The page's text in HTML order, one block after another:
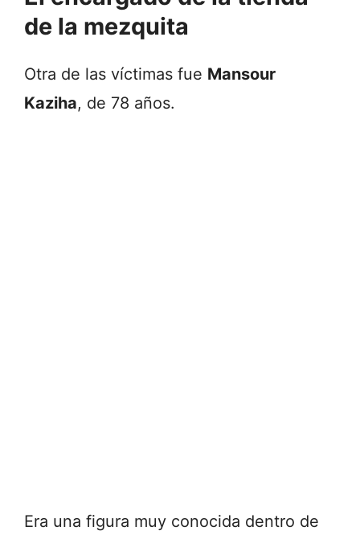
de la mezquita
Otra de las víctimas fue Mansour
Kaziha, de 78 años.
Era una figura muy conocida dentro de